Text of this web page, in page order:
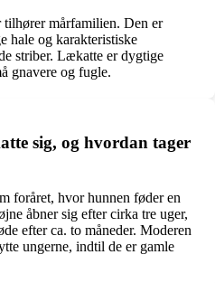
mårfamilien. Den er
hale og karakteristiske
striber. Lækatte er dygtige
gnavere og fugle.
sig, og hvordan tager
foråret, hvor hunnen føder en
åbner sig efter cirka tre uger,
efter ca. to måneder. Moderen
ungerne, indtil de er gamle